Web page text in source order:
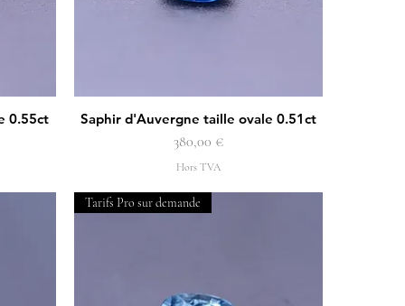
0.55ct Aperçu rapide
Saphir d'Auvergne taille ovale 0.51ct
Prix
380,00 €
Hors TVA
Tarifs Pro sur demande